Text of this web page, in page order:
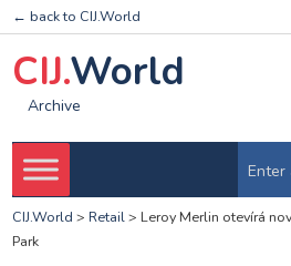
← back to CIJ.World
CIJ.World
Archive
CIJ.World > Retail> Leroy Merlin otevírá
Park